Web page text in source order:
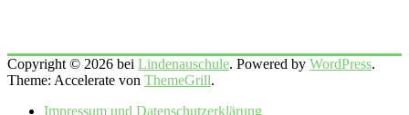
Copyright © 2026 bei Lindenauschule. Powered by WordPress.
Theme: Accelerate von ThemeGrill.
Impressum und Datenschutzerklärung